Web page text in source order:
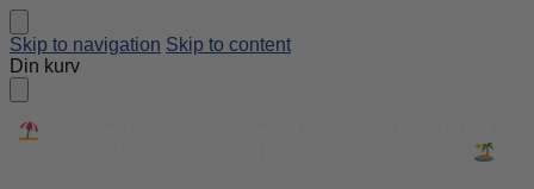
Skip to navigation Skip to content
Din kurv